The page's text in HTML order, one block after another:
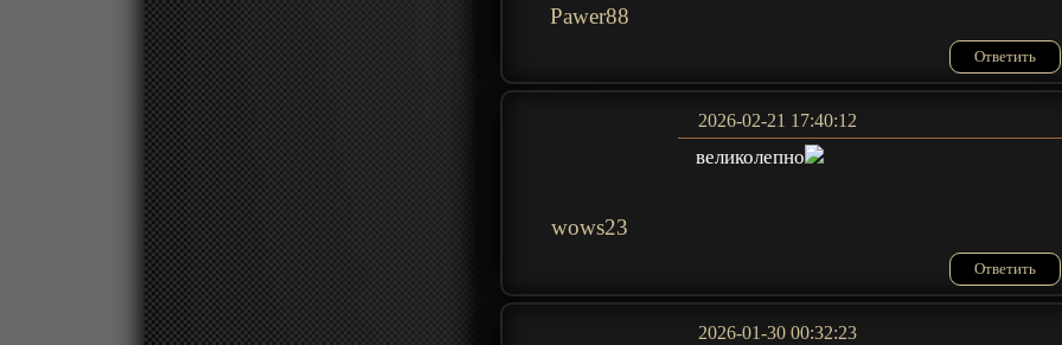
Pawer88
Ответить
wows23
2026-02-21 17:40:12
великолепно
Ответить
2026-01-30 00:32:23